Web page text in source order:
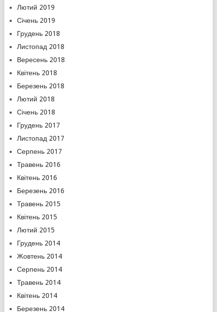
Лютий 2019
Січень 2019
Грудень 2018
Листопад 2018
Вересень 2018
Квітень 2018
Березень 2018
Лютий 2018
Січень 2018
Грудень 2017
Листопад 2017
Серпень 2017
Травень 2016
Квітень 2016
Березень 2016
Травень 2015
Квітень 2015
Лютий 2015
Грудень 2014
Жовтень 2014
Серпень 2014
Травень 2014
Квітень 2014
Березень 2014